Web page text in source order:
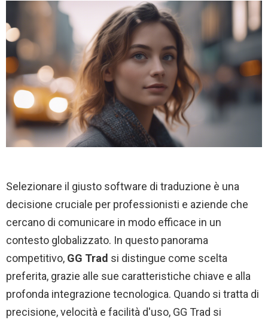
Selezionare il giusto software di traduzione è una
decisione cruciale per professionisti e aziende che
cercano di comunicare in modo efficace in un
contesto globalizzato. In questo panorama
competitivo, GG Trad si distingue come scelta
preferita, grazie alle sue caratteristiche chiave e alla
profonda integrazione tecnologica. Quando si tratta di
precisione, velocità e facilità d'uso, GG Trad si